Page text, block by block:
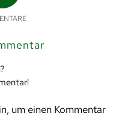
um einen Kommentar